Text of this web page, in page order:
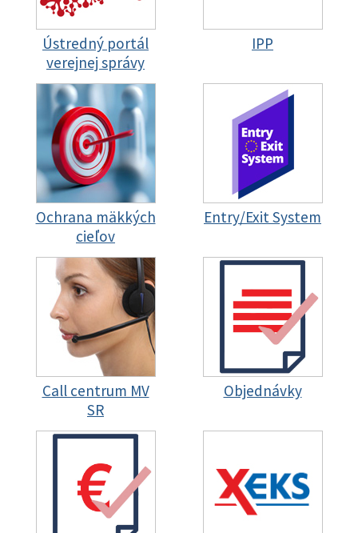
Ústredný portál
verejnej správy
IPP
Ochrana mäkkých
cieľov
Entry/Exit System
Call centrum MV
SR
Objednávky